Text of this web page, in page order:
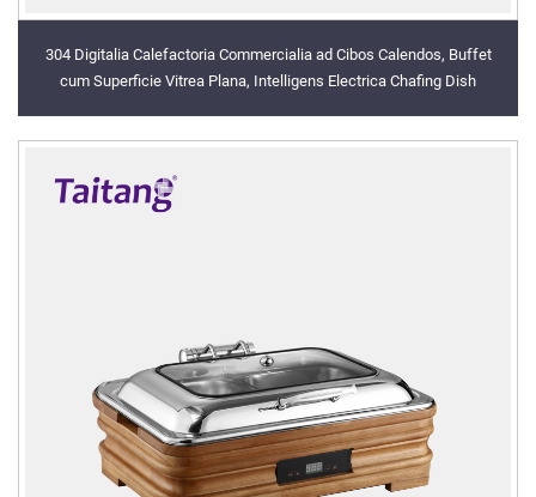
304 Digitalia Calefactoria Commercialia ad Cibos Calendos, Buffet
cum Superficie Vitrea Plana, Intelligens Electrica Chafing Dish